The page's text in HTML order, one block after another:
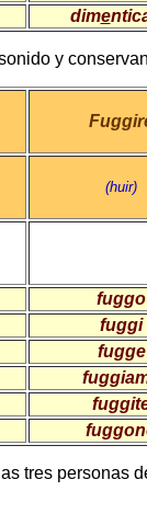
dime
y
(huir)
fuggo
fuggi
fugge
tres personas